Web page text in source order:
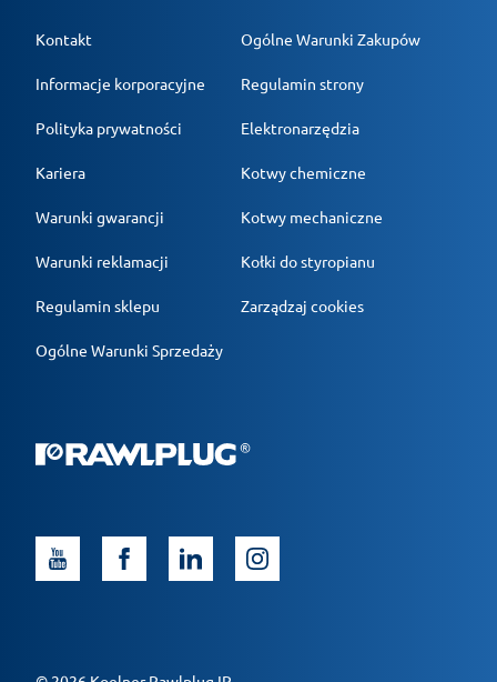
Kontakt
Informacje korporacyjne
Polityka prywatności
Kariera
Warunki gwarancji
Warunki reklamacji
Regulamin sklepu
Ogólne Warunki Sprzedaży
Ogólne Warunki Zakupów
Regulamin strony
Elektronarzędzia
Kotwy chemiczne
Kotwy mechaniczne
Kołki do styropianu
Zarządzaj cookies